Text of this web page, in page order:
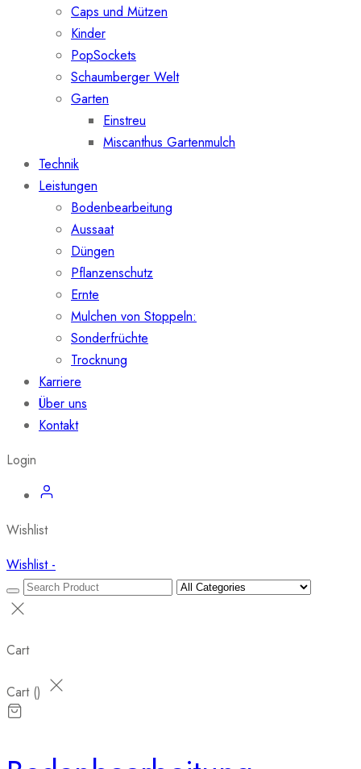
Caps und Mützen
Kinder
PopSockets
Schaumberger Welt
Garten
Einstreu
Miscanthus Gartenmulch
Technik
Leistungen
Bodenbearbeitung
Aussaat
Düngen
Pflanzenschutz
Ernte
Mulchen von Stoppeln:
Sonderfrüchte
Trocknung
Karriere
Über uns
Kontakt
Login
Wishlist
Wishlist -
Cart
Cart ()